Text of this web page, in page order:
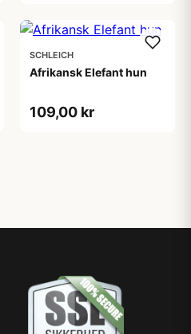
SCHLEICH
Afrikansk Elefant hun
109,00 kr